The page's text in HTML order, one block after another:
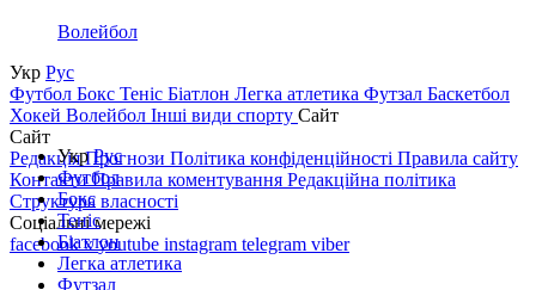
Волейбол
Укр Рус
Футбол Бокс Теніс Біатлон Легка атлетика Футзал Баскетбол
Хокей Волейбол Інші види спорту Сайт
Сайт
РедакціяПрогнози Політика конфіденційності Правила сайту
КонтактиПравила коментування Редакційна політика
Структура власності
Соціальні мережі
facebookxyoutube instagram telegram viber
УкрРус
Футбол
Бокс
Теніс
Біатлон
Легка атлетика
Футзал